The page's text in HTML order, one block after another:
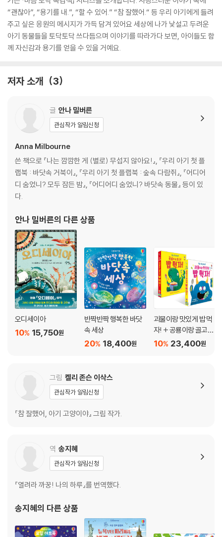
“괜찮아”, “용기를 내.”, “할 수 있어.” “참 잘했어.“ 등 우리 아기에게 들려
주고 싶은 응원의 메시지가 가득 담겨 있어요 세상에 나가 낯설고 두려운
아기 동물들을 토닥토닥 쓰다듬으며 이야기를 따라가다 보면, 아이들도 함
께 자신감과 용기를 얻을 수 있을 거예요.
저자 소개 3
글 안나 밀버른
관심작가 알림신청
Anna Milbourne
쓴 책으로 『나는 깜깜한 게 (별로) 무섭지 않아요!』, 『우리 아기 첫 플
랩북 : 바닷속 거북이』, 『우리 아기 첫 플랩북 : 숲속 다람쥐』, 『어디어
디 숨었니? 모두 잠든 밤』, 『어디어디 숨었니? 바닷속 동물』 등이 있
다.
안나 밀버른의 다른 상품
오디세이아
15,750원
10%
반짝반짝 행복한 바닷
속 세상
18,400원
20%
괴물이랑 맛있게 밥 먹
자! + 공룡이랑 골고루
밥 먹자! 세트
23,400원
10%
그림 켈리 존슨 이삭스
관심작가 알림신청
『참 잘했어, 아기 고양이야』 그림 작가.
역 송지혜
관심작가 알림신청
『열려라 까꿍! 나의 하루』를 번역했다.
송지혜의 다른 상품